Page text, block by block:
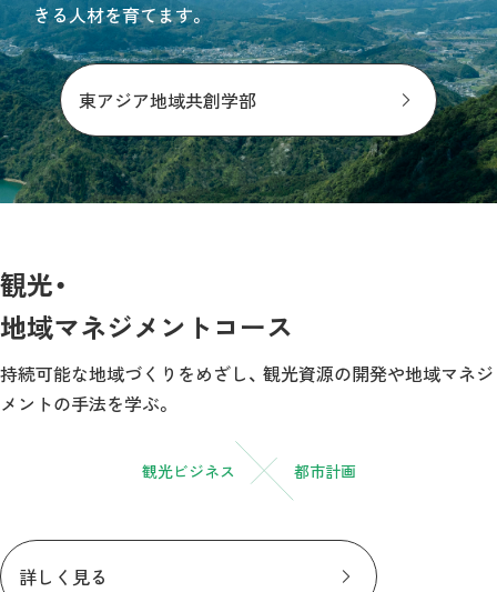
きる人材を育てます。
東アジア地域共創学部
観光・
地域マネジメントコース
持続可能な地域づくりをめざし、 観光資源の開発や地域マネジ
メントの手法を学ぶ。
観光ビジネス 都市計画
詳しく見る